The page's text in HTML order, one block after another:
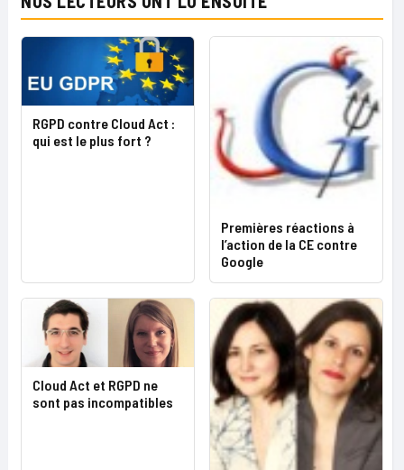
RGPD contre Cloud Act :
qui est le plus fort ?
Premières réactions à
l’action de la CE contre
Google
Cloud Act et RGPD ne
sont pas incompatibles